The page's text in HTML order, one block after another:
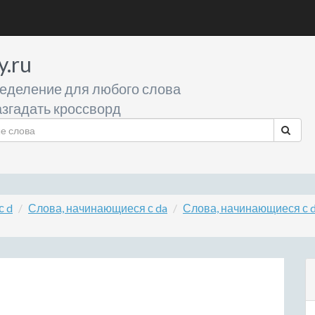
для любого слова
кроссворд
d Слова, начинающиеся с da Слова, начинающиеся с